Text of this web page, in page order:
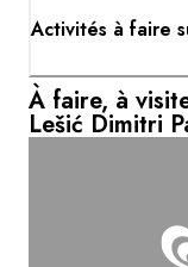
Activités à faire
À faire, à
Lešić Dimitri